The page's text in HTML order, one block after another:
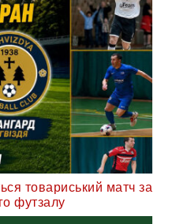
товариський матч за
футзалу